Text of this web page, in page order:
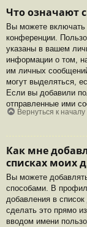
Что означают
Вы можете включать
конференции.
указаны в вашем
информации о том,
им личных
могут выделяться,
Если вы добавили
отправленные ими
Вернуться к началу
Как мне
списках моих
Вы можете
способами. В
добавления в
сделать это прямо
вводом имени